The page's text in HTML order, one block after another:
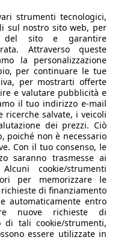
strumenti tecnologici,
sul nostro sito web, per
del sito e garantire
Attraverso queste
la personalizzazione
per continuare le tue
per mostrarti offerte
e valutare pubblicità e
il tuo indirizzo e-mail
ricerche salvate, i veicoli
dei prezzi. Ciò
poiché non è necessario
Con il tuo consenso, le
saranno trasmesse ai
cookie/strumenti
per memorizzare le
di finanziamento
automaticamente entro
nuove richieste di
di tali cookie/strumenti,
essere utilizzate in